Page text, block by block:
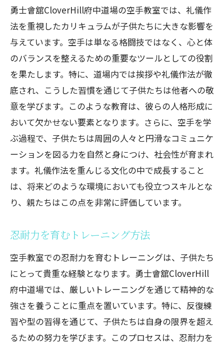
勇士會舘CloverHill府中道場の空手教室では、礼儀作
法を重視したカリキュラムが子供たちに大きな影響を
与えています。空手は単なる格闘技ではなく、心と体
のバランスを整えるための重要なツールとしての役割
を果たします。特に、道場内では挨拶や礼儀作法が徹
底され、こうした習慣を通じて子供たちは他者への敬
意を学びます。このような教育は、彼らの人格形成に
おいて欠かせない要素となります。さらに、空手を学
ぶ過程で、子供たちは周囲の人々と円滑なコミュニケ
ーションを図る力を自然と身につけ、社会性が育まれ
ます。礼儀作法を重んじる文化の中で成長すること
は、将来どのような環境においても役立つスキルとな
り、親たちはこの点を非常に評価しています。
忍耐力を育むトレーニング方法
空手教室での忍耐力を育むトレーニングは、子供たち
にとって貴重な経験となります。勇士會舘CloverHill
府中道場では、厳しいトレーニングを通じて精神的な
強さを養うことに重点を置いています。特に、反復練
習や型の習得を通じて、子供たちは自身の限界を超え
るための努力を学びます。このプロセスは、忍耐力を